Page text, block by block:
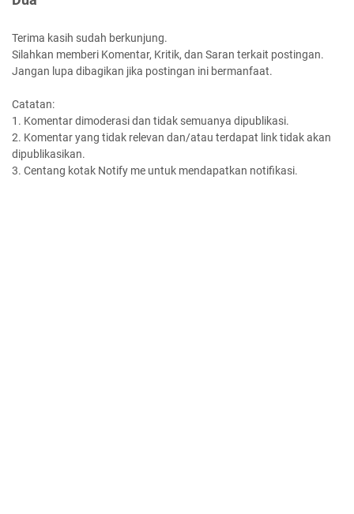
Terima kasih sudah berkunjung.
Silahkan memberi Komentar, Kritik, dan Saran terkait postingan.
Jangan lupa dibagikan jika postingan ini bermanfaat.
Catatan:
1. Komentar dimoderasi dan tidak semuanya dipublikasi.
2. Komentar yang tidak relevan dan/atau terdapat link tidak akan
dipublikasikan.
3. Centang kotak Notify me untuk mendapatkan notifikasi.